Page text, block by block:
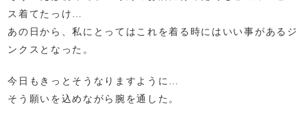
ス着てたっけ…
あの日から、私にとってはこれを着る時にはいい事があるジ
ンクスとなった。
今日もきっとそうなりますように…
そう願いを込めながら腕を通した。